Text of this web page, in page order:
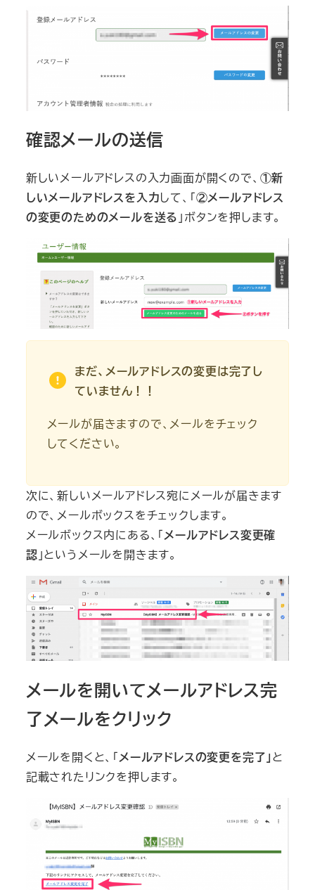
確認メールの送信
新しいメールアドレスの入力画面が開くので、 ①新
しいメールアドレスを入力して、「②メールアドレス
の変更のためのメールを送る 」ボタンを押します。
まだ、メールアドレスの変更は完了し
ていません！！
メールが届きますので、メールをチェック
してください。
次に、新しいメールアドレス宛にメールが届きます
ので、メールボックスをチェックします。
メールボックス内にある、「メールアドレス変更確
認 」というメールを開きます。
メールを開いてメールアドレス完
了メールをクリック
メールを開くと、「メールアドレスの変更を完了」と
記載されたリンクを押します。